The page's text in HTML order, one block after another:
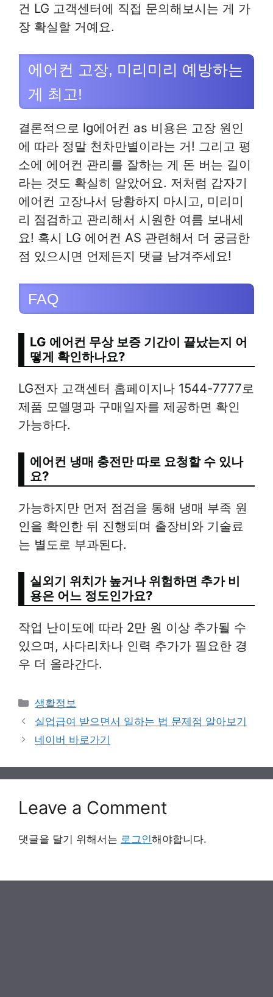
건 LG 고객센터에 직접 문의해보시는 게 가
장 확실할 거예요.
에어컨 고장, 미리미리 예방하는
게 최고!
결론적으로 lg에어컨 as 비용은 고장 원인
에 따라 정말 천차만별이라는 거! 그리고 평
소에 에어컨 관리를 잘하는 게 돈 버는 길이
라는 것도 확실히 알았어요. 저처럼 갑자기
에어컨 고장나서 당황하지 마시고, 미리미
리 점검하고 관리해서 시원한 여름 보내세
요! 혹시 LG 에어컨 AS 관련해서 더 궁금한
점 있으시면 언제든지 댓글 남겨주세요!
FAQ
LG 에어컨 무상 보증 기간이 끝났는지 어
떻게 확인하나요?
LG전자 고객센터 홈페이지나 1544-7777로
제품 모델명과 구매일자를 제공하면 확인
가능하다.
에어컨 냉매 충전만 따로 요청할 수 있나
요?
가능하지만 먼저 점검을 통해 냉매 부족 원
인을 확인한 뒤 진행되며 출장비와 기술료
는 별도로 부과된다.
실외기 위치가 높거나 위험하면 추가 비
용은 어느 정도인가요?
작업 난이도에 따라 2만 원 이상 추가될 수
있으며, 사다리차나 인력 추가가 필요한 경
우 더 올라간다.
Categories
생활정보
실업급여 받으면서 일하는 법 문제점 알아보기
네이버 바로가기
Leave a Comment
댓글을 달기 위해서는 로그인해야합니다.